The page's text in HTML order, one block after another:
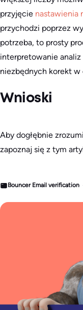
przyjęcie nastawienia
przychodzi poprzez
potrzeba, to prosty
interpretowanie
niezbędnych korekt w
Wnioski
Aby dogłębnie
zapoznaj się z tym
Bouncer Email verification